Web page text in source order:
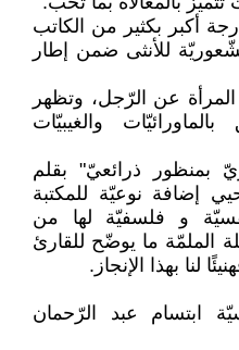
أكبر بكثير من الكاتب
للأنثى ضمن إطار
المرأة عن الرّجل، وتظهر
والغيبيّات
بمنظور ذرائعيّ" بقلم
إضافة نوعيّة للمكتبة
و فلسفيّة لها من
الملمّة ما يوضّح للقارئ
لنا بهذا الإنجاز.
ابتسام عبد الرّحمان